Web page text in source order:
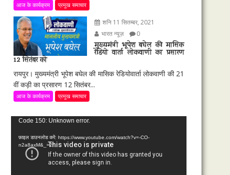
आज के कार्यक्रम प्रमुख समाचार
शनि 11 सितम्बर, 2021
भारत न्यूज़
0
मुख्यमंत्री भूपेश बघेल की मासिक
रेडियो वार्ता लोकवाणी का प्रसारण
12 सितंबर को
रायपुर। मुख्यमंत्री भूपेश बघेल की मासिक रेडियोवार्ता लोकवाणी की 21
वीं कड़ी का प्रसारण 12 सितंबर...
आज के कार्यक्रम प्रमुख समाचार
वीडियो
प्लेयर
Code 150: Unknown error.
फ़ाइल डाउनलोड करें: https://www.youtube.com/watch?v=-CO-
n2a8axM&_=2